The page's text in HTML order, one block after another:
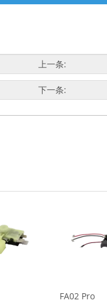
上一条:
下一条:
FA02 Pro